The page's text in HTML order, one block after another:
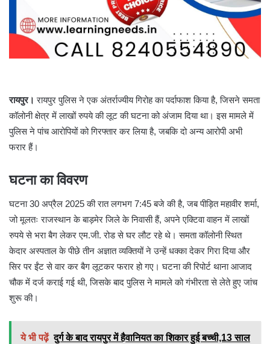
रायपुर। रायपुर पुलिस ने एक अंतर्राज्यीय गिरोह का पर्दाफाश किया है, जिसने समता
कॉलोनी क्षेत्र में लाखों रुपये की लूट की घटना को अंजाम दिया था। इस मामले में
पुलिस ने पांच आरोपियों को गिरफ्तार कर लिया है, जबकि दो अन्य आरोपी अभी
फरार हैं।
घटना का विवरण
घटना 30 अप्रैल 2025 की रात लगभग 7:45 बजे की है, जब पीड़ित महावीर शर्मा,
जो मूलतः राजस्थान के बाड़मेर जिले के निवासी हैं, अपने एक्टिवा वाहन में लाखों
रुपये से भरा बैग लेकर एम.जी. रोड से घर लौट रहे थे। समता कॉलोनी स्थित
केदार अस्पताल के पीछे तीन अज्ञात व्यक्तियों ने उन्हें धक्का देकर गिरा दिया और
सिर पर ईंट से वार कर बैग लूटकर फरार हो गए। घटना की रिपोर्ट थाना आजाद
चौक में दर्ज कराई गई थी, जिसके बाद पुलिस ने मामले को गंभीरता से लेते हुए जांच
शुरू की।
ये भी पढ़ें दुर्ग के बाद रायपुर में हैवानियत का शिकार हुई बच्ची,13 साल